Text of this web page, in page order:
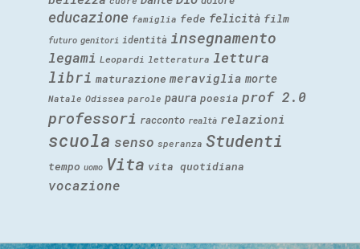
educazione famiglia fede felicità film
futuro genitori identità insegnamento
legami Leopardi letteratura lettura
libri maturazione meraviglia morte
Natale Odissea parole paura poesia prof 2.0
professori racconto realtà relazioni
scuola senso speranza Studenti
tempo uomo Vita vita quotidiana
vocazione